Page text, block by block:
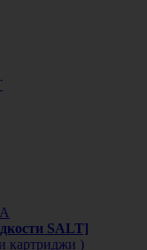
SALT]
картриджи )